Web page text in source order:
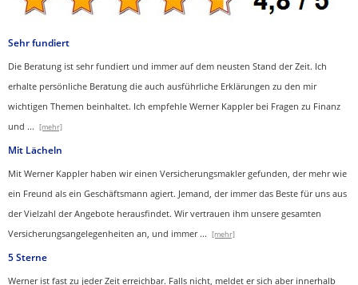
Sehr fundiert
Die Beratung ist sehr fundiert und immer auf dem neusten Stand der Zeit. Ich
erhalte persönliche Beratung die auch ausführliche Erklärungen zu den mir
wichtigen Themen beinhaltet. Ich empfehle Werner Kappler bei Fragen zu Finanz
und ... [mehr]
Mit Lächeln
Mit Werner Kappler haben wir einen Ver­sicherungs­makler gefunden, der mehr wie
ein Freund als ein Geschäftsmann agiert. Jemand, der immer das Beste für uns aus
der Vielzahl der Angebote herausfindet. Wir vertrauen ihm unsere gesamten
Versicherungsangelegenheiten an, und immer... [mehr]
5 Sterne
Werner ist fast zu jeder Zeit erreichbar. Falls nicht, meldet er sich aber innerhalb